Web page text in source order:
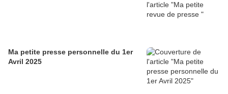
Ma petite presse personnelle du 1er
Avril 2025